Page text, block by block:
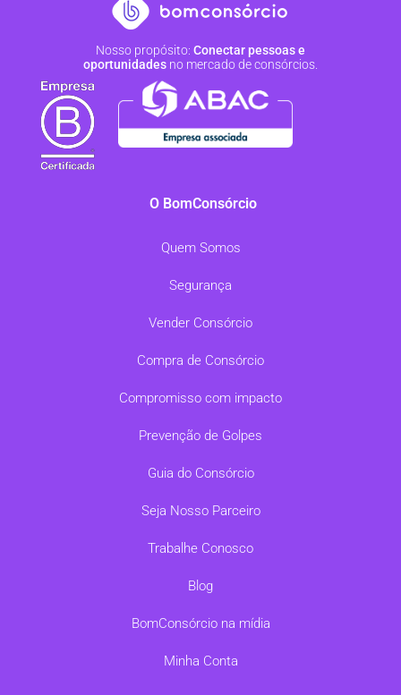
Nosso propósito: Conectar pessoas e
oportunidades no mercado de consórcios.
O BomConsórcio
Quem Somos
Segurança
Vender Consórcio
Compra de Consórcio
Compromisso com impacto
Prevenção de Golpes
Guia do Consórcio
Seja Nosso Parceiro
Trabalhe Conosco
Blog
BomConsórcio na mídia
Minha Conta